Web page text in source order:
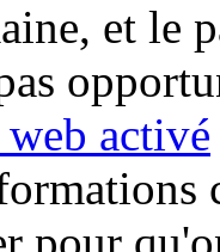
et le
activé